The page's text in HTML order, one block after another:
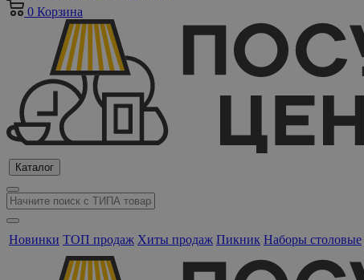
0 Корзина
Каталог
Новинки ТОП продаж Хиты продаж Пикник Наборы столовые